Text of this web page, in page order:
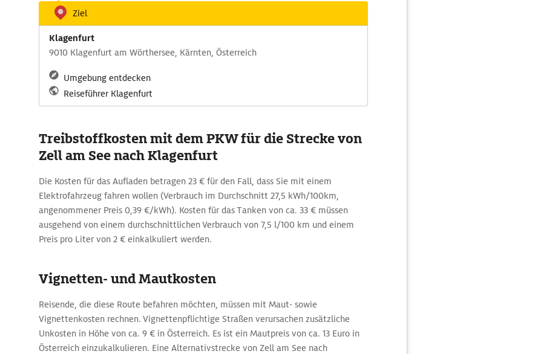
Ziel
Klagenfurt
9010 Klagenfurt am Wörthersee, Kärnten, Österreich
Umgebung entdecken
Reiseführer Klagenfurt
Treibstoffkosten mit dem PKW für die Strecke von
Zell am See nach Klagenfurt
Die Kosten für das Aufladen betragen 23 € für den Fall, dass Sie mit einem
Elektrofahrzeug fahren wollen (Verbrauch im Durchschnitt 27,5 kWh/100km,
angenommener Preis 0,39 €/kWh). Kosten für das Tanken von ca. 33 € müssen
ausgehend von einem durchschnittlichen Verbrauch von 7,5 l/100 km und einem
Preis pro Liter von 2 € einkalkuliert werden.
Vignetten- und Mautkosten
Reisende, die diese Route befahren möchten, müssen mit Maut- sowie
Vignettenkosten rechnen. Vignettenpflichtige Straßen verursachen zusätzliche
Unkosten in Höhe von ca. 9 € in Österreich. Es ist ein Mautpreis von ca. 13 Euro in
Österreich einzukalkulieren. Eine Alternativstrecke von Zell am See nach